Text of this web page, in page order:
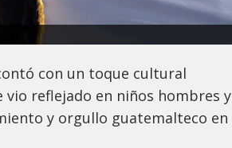
con un toque cultural
reflejado en niños hombres y
y orgullo guatemalteco en